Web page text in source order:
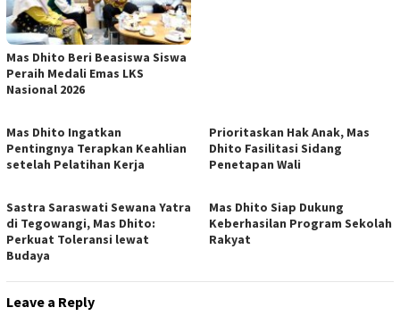
Mas Dhito Beri Beasiswa Siswa
Peraih Medali Emas LKS
Nasional 2026
Mas Dhito Ingatkan
Pentingnya Terapkan Keahlian
setelah Pelatihan Kerja
Prioritaskan Hak Anak, Mas
Dhito Fasilitasi Sidang
Penetapan Wali
Sastra Saraswati Sewana Yatra
di Tegowangi, Mas Dhito:
Perkuat Toleransi lewat
Budaya
Mas Dhito Siap Dukung
Keberhasilan Program Sekolah
Rakyat
Leave a Reply